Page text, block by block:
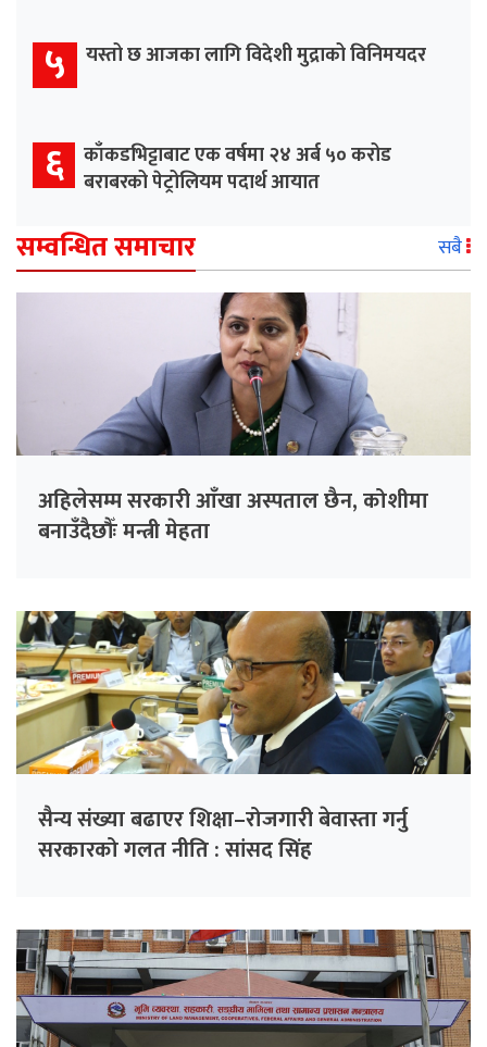
५ यस्तो छ आजका लागि विदेशी मुद्राको विनिमयदर
६ काँकडभिट्टाबाट एक वर्षमा २४ अर्ब ५० करोड
बराबरको पेट्रोलियम पदार्थ आयात
सम्वन्धित समाचार सबै
अहिलेसम्म सरकारी आँखा अस्पताल छैन, कोशीमा
बनाउँदैछौँः मन्त्री मेहता
सैन्य संख्या बढाएर शिक्षा–रोजगारी बेवास्ता गर्नु
सरकारको गलत नीति : सांसद सिंह